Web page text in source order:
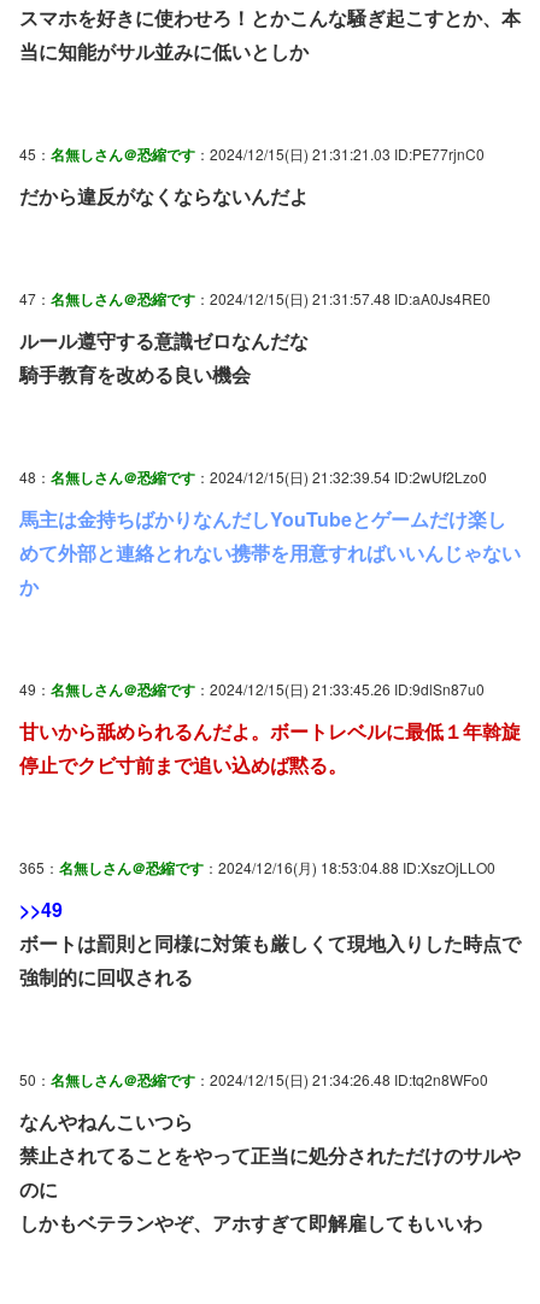
スマホを好きに使わせろ！とかこんな騒ぎ起こすとか、本
当に知能がサル並みに低いとしか
45： 名無しさん＠恐縮です ：2024/12/15(日) 21:31:21.03 ID:PE77rjnC0
だから違反がなくならないんだよ
47： 名無しさん＠恐縮です ：2024/12/15(日) 21:31:57.48 ID:aA0Js4RE0
ルール遵守する意識ゼロなんだな
騎手教育を改める良い機会
48： 名無しさん＠恐縮です ：2024/12/15(日) 21:32:39.54 ID:2wUf2Lzo0
馬主は金持ちばかりなんだしYouTubeとゲームだけ楽し
めて外部と連絡とれない携帯を用意すればいいんじゃない
か
49： 名無しさん＠恐縮です ：2024/12/15(日) 21:33:45.26 ID:9dlSn87u0
甘いから舐められるんだよ。ボートレベルに最低１年斡旋
停止でクビ寸前まで追い込めば黙る。
365： 名無しさん＠恐縮です ：2024/12/16(月) 18:53:04.88 ID:XszOjLLO0
>>49
ボートは罰則と同様に対策も厳しくて現地入りした時点で
強制的に回収される
50： 名無しさん＠恐縮です ：2024/12/15(日) 21:34:26.48 ID:tq2n8WFo0
なんやねんこいつら
禁止されてることをやって正当に処分されただけのサルや
のに
しかもベテランやぞ、アホすぎて即解雇してもいいわ